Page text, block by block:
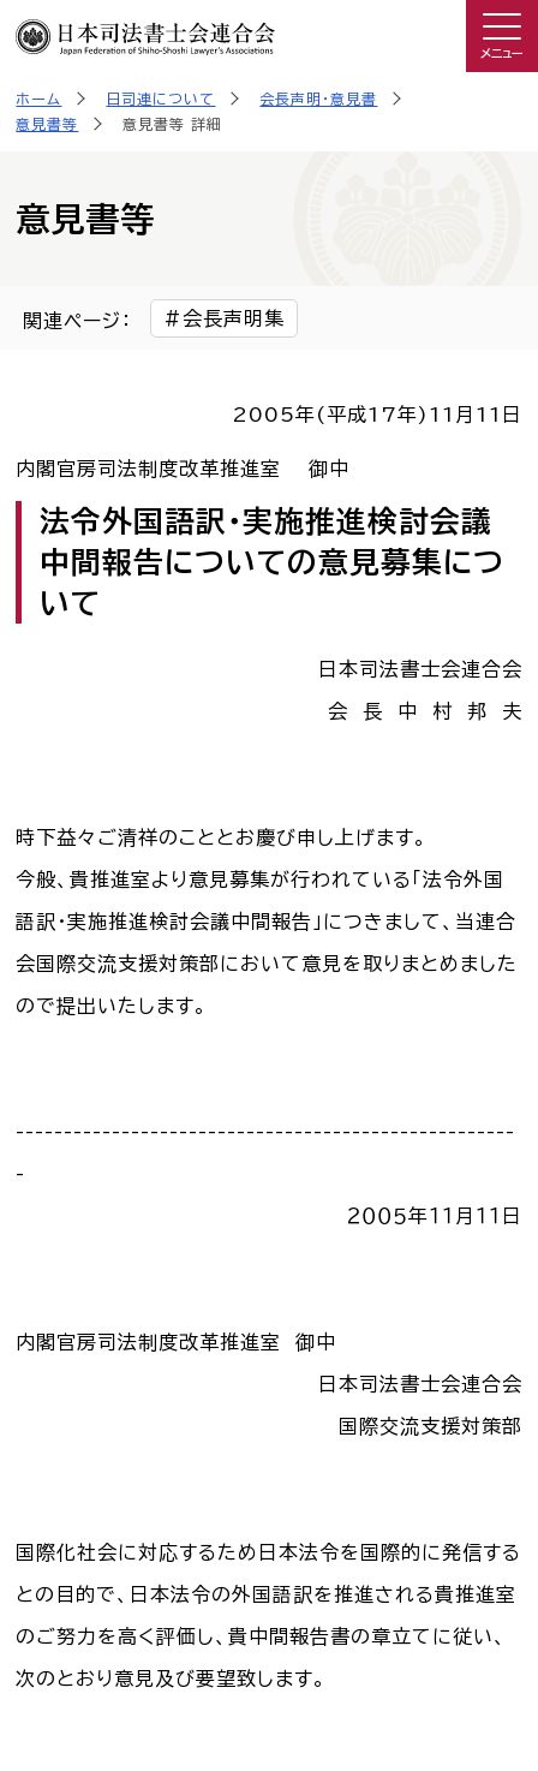
司法書士を知る
広報物・制作物
司法書士を目指す人へ
学生の皆さんへ
情報提供フォーム
しほ～しし®
メニュー
ホーム 日司連について
会長声明・意見書
意見書等
意見書等 詳細
意見書等
関連ページ： 会長声明集
2005年(平成17年) 11月11日
内閣官房司法制度改革推進室 御中
法令外国語訳・実施推進検討会議
中間報告についての意見募集につ
いて
日本司法書士会連合会
会 長 中 村 邦 夫
時下益々ご清祥のこととお慶び申し上げます。
今般、貴推進室より意見募集が行われている「法令外国
語訳・実施推進検討会議中間報告」につきまして、当連合
会国際交流支援対策部において意見を取りまとめました
ので提出いたします。
----------------------------------------------------
-
２００５年１１月１１日
内閣官房司法制度改革推進室 御中
日本司法書士会連合会
国際交流支援対策部
国際化社会に対応するため日本法令を国際的に発信する
との目的で、日本法令の外国語訳を推進される貴推進室
のご努力を高く評価し、貴中間報告書の章立てに従い、
次のとおり意見及び要望致します。